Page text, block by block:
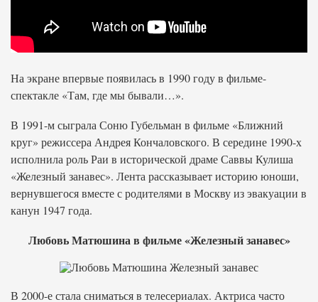
На экране впервые появилась в 1990 году в фильме-
спектакле «Там, где мы бывали…».
В 1991-м сыграла Соню Губельман в фильме «Ближний
круг» режиссера Андрея Кончаловского. В середине 1990-х
исполнила роль Раи в исторической драме Саввы Кулиша
«Железный занавес». Лента рассказывает историю юноши,
вернувшегося вместе с родителями в Москву из эвакуации в
канун 1947 года.
Любовь Матюшина в фильме «Железный занавес»
В 2000-е стала сниматься в телесериалах. Актриса часто